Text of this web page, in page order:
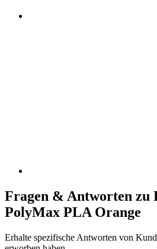
Fragen & Antworten zu
PolyMax PLA Orange
Erhalte spezifische Antworten von